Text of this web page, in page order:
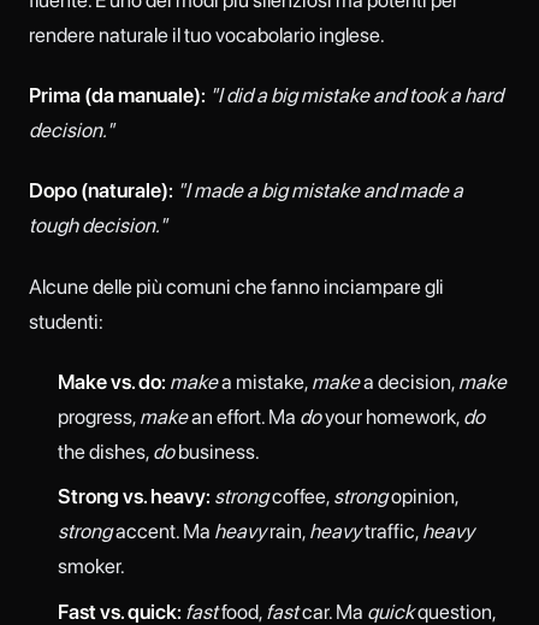
rendere naturale il tuo vocabolario inglese.
Prima (da manuale): "I did a big mistake and took a hard
decision."
Dopo (naturale): "I made a big mistake and made a
tough decision."
Alcune delle più comuni che fanno inciampare gli
studenti:
Make vs. do: makea mistake, makea decision, make
progress, makean effort. Ma doyour homework, do
the dishes, dobusiness.
Strong vs. heavy: strongcoffee, strongopinion,
strongaccent. Ma heavyrain, heavytraffic, heavy
smoker.
Fast vs. quick: fastfood, fastcar. Ma quickquestion,